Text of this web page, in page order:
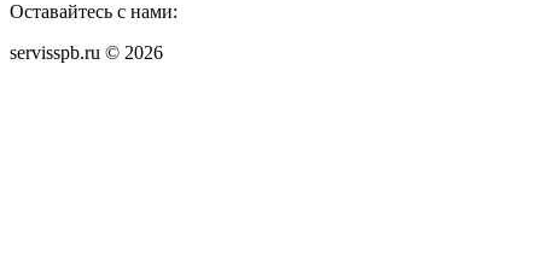
Оставайтесь с нами:
servisspb.ru © 2026